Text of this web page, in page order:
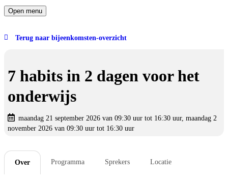
Open menu
Terug naar bijeenkomsten-overzicht
7 habits in 2 dagen voor het
onderwijs
maandag 21 september 2026 van 09:30 uur tot 16:30 uur, maandag 2
november 2026 van 09:30 uur tot 16:30 uur
Over Programma Sprekers Locatie